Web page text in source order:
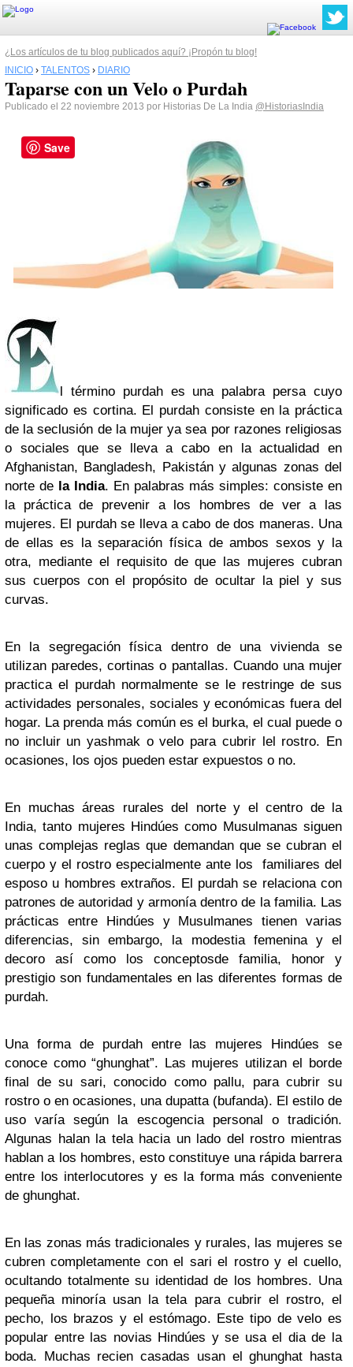
¿Los artículos de tu blog publicados aquí? ¡Propón tu blog!
INICIO › TALENTOS › DIARIO
Taparse con un Velo o Purdah
Publicado el 22 noviembre 2013 por Historias De La India @HistoriasIndia
l término purdah es una palabra persa cuyo
significado es cortina. El purdah consiste en la práctica
de la seclusión de la mujer ya sea por razones religiosas
o sociales que se lleva a cabo en la actualidad en
Afghanistan, Bangladesh, Pakistán y algunas zonas del
norte de la India. En palabras más simples: consiste en
la práctica de prevenir a los hombres de ver a las
mujeres. El purdah se lleva a cabo de dos maneras. Una
de ellas es la separación física de ambos sexos y la
otra, mediante el requisito de que las mujeres cubran
sus cuerpos con el propósito de ocultar la piel y sus
curvas.
En la segregación física dentro de una vivienda se
utilizan paredes, cortinas o pantallas. Cuando una mujer
practica el purdah normalmente se le restringe de sus
actividades personales, sociales y económicas fuera del
hogar. La prenda más común es el burka, el cual puede o
no incluir un yashmak o velo para cubrir lel rostro. En
ocasiones, los ojos pueden estar expuestos o no.
En muchas áreas rurales del norte y el centro de la
India, tanto mujeres Hindúes como Musulmanas siguen
unas complejas reglas que demandan que se cubran el
cuerpo y el rostro especialmente ante los familiares del
esposo u hombres extraños. El purdah se relaciona con
patrones de autoridad y armonía dentro de la familia. Las
prácticas entre Hindúes y Musulmanes tienen varias
diferencias, sin embargo, la modestia femenina y el
decoro así como los conceptosde familia, honor y
prestigio son fundamentales en las diferentes formas de
purdah.
Una forma de purdah entre las mujeres Hindúes se
conoce como “ghunghat”. Las mujeres utilizan el borde
final de su sari, conocido como pallu, para cubrir su
rostro o en ocasiones, una dupatta (bufanda). El estilo de
uso varía según la escogencia personal o tradición.
Algunas halan la tela hacia un lado del rostro mientras
hablan a los hombres, esto constituye una rápida barrera
entre los interlocutores y es la forma más conveniente
de ghunghat.
En las zonas más tradicionales y rurales, las mujeres se
cubren completamente con el sari el rostro y el cuello,
ocultando totalmente su identidad de los hombres. Una
pequeña minoría usan la tela para cubrir el rostro, el
pecho, los brazos y el estómago. Este tipo de velo es
popular entre las novias Hindúes y se usa el dia de la
boda. Muchas recien casadas usan el ghunghat hasta
Save